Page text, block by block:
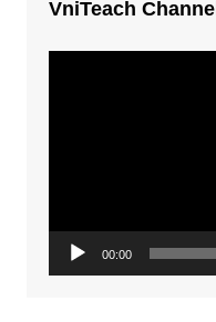
VniTeach Channel
00:00